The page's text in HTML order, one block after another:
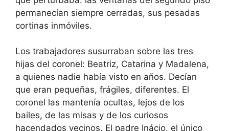
permanecían siempre cerradas, sus pesadas
cortinas inmóviles.
Los trabajadores susurraban sobre las tres
hijas del coronel: Beatriz, Catarina y Madalena,
a quienes nadie había visto en años. Decían
que eran pequeñas, frágiles, diferentes. El
coronel las mantenía ocultas, lejos de los
bailes, de las misas y de los curiosos
hacendados vecinos. El padre Inácio, el único